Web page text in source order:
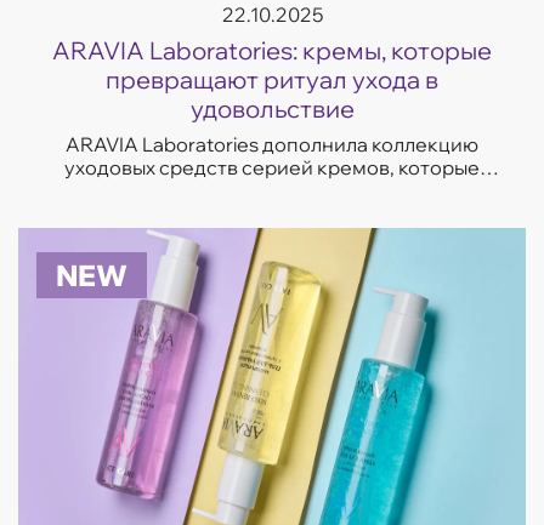
22.10.2025
ARAVIA Laboratories: кремы, которые
превращают ритуал ухода в
удовольствие
ARAVIA Laboratories дополнила коллекцию
уходовых средств серией кремов, которые
с несо...
NEW